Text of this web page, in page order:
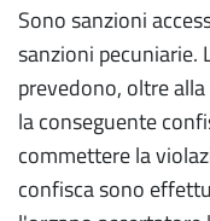
Sono sanzioni
sanzioni pecuniarie.
prevedono, oltre
la conseguente
commettere la
confisca sono